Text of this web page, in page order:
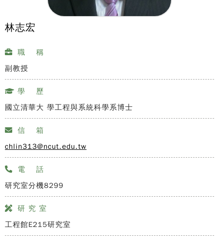
林志宏
職 稱
副教授
學 歷
國立清華大 學工程與系統科學系博士
信 箱
chlin313@ncut.edu.tw
電 話
研究室分機8299
研 究 室
工程館E215研究室